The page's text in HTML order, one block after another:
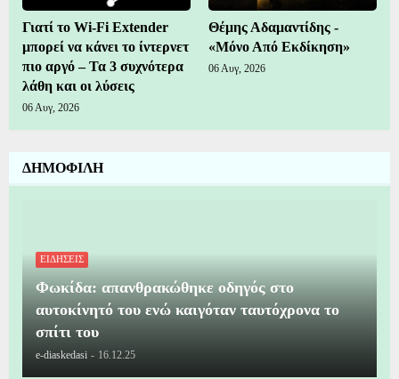
Γιατί το Wi-Fi Extender
μπορεί να κάνει το ίντερνετ
πιο αργό – Τα 3 συχνότερα
λάθη και οι λύσεις
06 Αυγ, 2026
Θέμης Αδαμαντίδης -
«Μόνο Από Εκδίκηση»
06 Αυγ, 2026
ΔΗΜΟΦΙΛΗ
ΕΙΔΗΣΕΙΣ
Φωκίδα: απανθρακώθηκε οδηγός στο
αυτοκίνητό του ενώ καιγόταν ταυτόχρονα το
σπίτι του
e-diaskedasi - 16.12.25